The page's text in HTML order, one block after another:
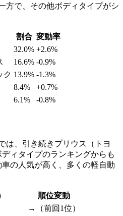
方で、その他ボディタイプがシ
割合 変動率
32.0% +2.6%
16.6% -0.9%
ク 13.9% -1.3%
8.4%
+0.7%
6.1% -0.8%
は、引き続きプリウス（トヨ
ィタイプのランキングからも
の人気が高く、多くの軽自動
順位変動
→（前回1位）